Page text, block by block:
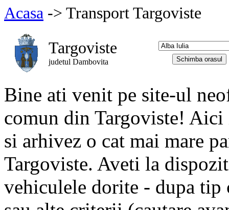
Acasa -> Transport Targoviste
Targoviste
judetul Dambovita
Bine ati venit pe site-ul
comun din Targoviste!
si arhivez o cat mai mare
Targoviste. Aveti la
vehiculele dorite - dupa tip